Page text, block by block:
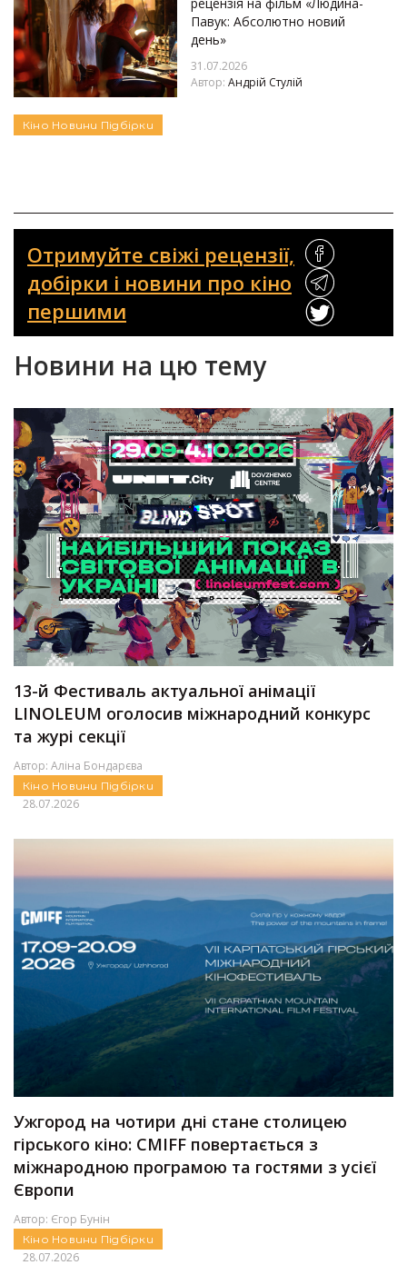
Павук: Абсолютно новий
день»
31.07.2026
Автор: Андрій Стулій
Кіно Новини Підбірки
Отримуйте свіжі рецензії,
добірки і новини про кіно
першими
Новини на цю тему
13-й Фестиваль актуальної анімації
LINOLEUM оголосив міжнародний конкурс
та журі секції
Автор: Аліна Бондарєва
Кіно Новини Підбірки
28.07.2026
Ужгород на чотири дні стане столицею
гірського кіно: CMIFF повертається з
міжнародною програмою та гостями з усієї
Європи
Автор: Єгор Бунін
Кіно Новини Підбірки
28.07.2026